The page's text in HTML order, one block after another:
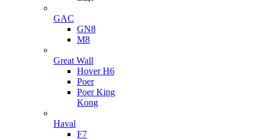
GAC
GN8
M8
Great Wall
Hover H6
Poer
Poer King
Kong
Haval
F7